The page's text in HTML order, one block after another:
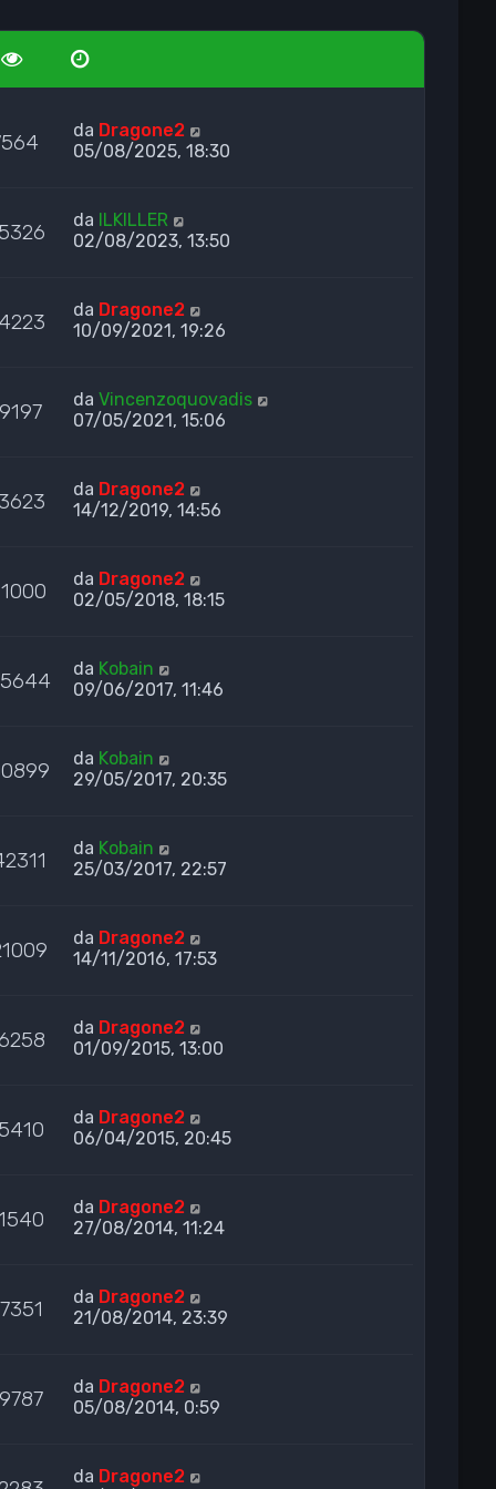
da Dragone2
05/08/2025, 18:30
da ILKILLER
02/08/2023, 13:50
da Dragone2
10/09/2021, 19:26
daVincenzoquovadis
07/05/2021, 15:06
da Dragone2
14/12/2019, 14:56
da Dragone2
02/05/2018, 18:15
da Kobain
09/06/2017, 11:46
da Kobain
29/05/2017, 20:35
da Kobain
25/03/2017, 22:57
da Dragone2
14/11/2016, 17:53
da Dragone2
01/09/2015, 13:00
da Dragone2
06/04/2015, 20:45
da Dragone2
27/08/2014, 11:24
da Dragone2
21/08/2014, 23:39
da Dragone2
05/08/2014, 0:59
da Dragone2